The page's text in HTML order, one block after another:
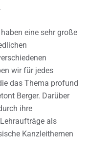
eine sehr große
wir für jedes
das Thema profund
Berger. Darüber
ihre
als
Kanzleithemen